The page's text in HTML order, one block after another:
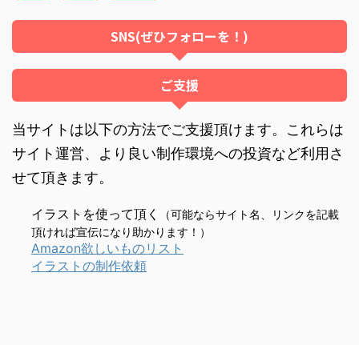
SNS(ぜひフォローを！)
ご支援
当サイトは以下の方法でご支援頂けます。これらは
サイト運営、より良い制作環境への投資など利用さ
せて頂きます。
イラストを使って頂く
（可能ならサイト名、リンクを記載
頂ければ宣伝になり助かります！）
Amazon欲しいものリスト
イラストの制作依頼